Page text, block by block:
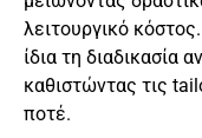
λειτουργικό
ίδια τη διαδικασία
καθιστώντας τις
ποτέ.